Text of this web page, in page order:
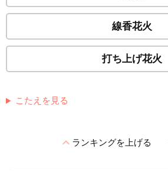
線香花火
打ち上げ花火
こたえを見る
expand_lessランキングを上げる